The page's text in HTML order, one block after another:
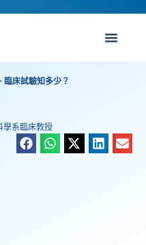
臨床試驗知多少？
學系臨床教授